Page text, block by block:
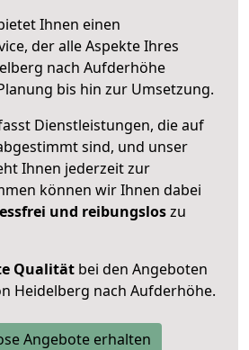
Ihnen einen
der alle Aspekte Ihres
nach Aufderhöhe
bis hin zur Umsetzung.
Dienstleistungen, die auf
sind, und unser
Ihnen jederzeit zur
können wir Ihnen dabei
und reibungsloszu
Qualität bei den Angeboten
Heidelberg nach Aufderhöhe.
Angebote erhalten